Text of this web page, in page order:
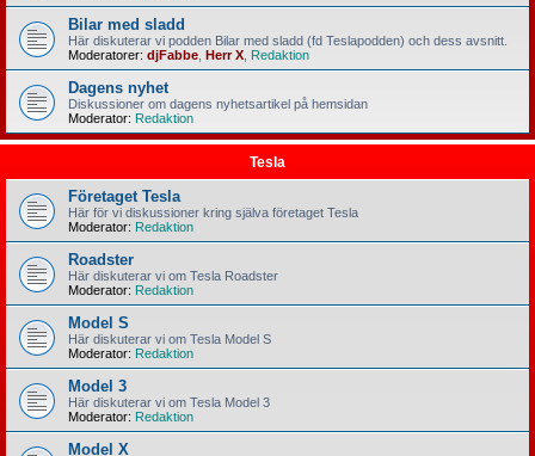
Bilar med sladd
Här diskuterar vi podden Bilar med sladd (fd Teslapodden) och dess avsnitt.
Moderatorer: djFabbe Herr X Redaktion
Dagens nyhet
Diskussioner om dagens nyhetsartikel på hemsidan
Moderator: Redaktion
Tesla
Företaget Tesla
Här för vi diskussioner kring själva företaget Tesla
Moderator: Redaktion
Roadster
Här diskuterar vi om Tesla Roadster
Moderator: Redaktion
Model S
Här diskuterar vi om Tesla Model S
Moderator: Redaktion
Model 3
Här diskuterar vi om Tesla Model 3
Moderator: Redaktion
Model X